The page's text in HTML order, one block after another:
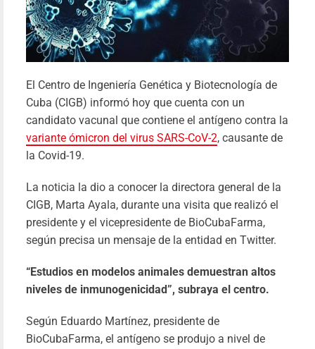
El Centro de Ingeniería Genética y Biotecnología de
Cuba (CIGB) informó hoy que cuenta con un
candidato vacunal que contiene el antígeno contra la
variante ómicron del virus SARS-CoV-2, causante de
la Covid-19.
La noticia la dio a conocer la directora general de la
CIGB, Marta Ayala, durante una visita que realizó el
presidente y el vicepresidente de BioCubaFarma,
según precisa un mensaje de la entidad en Twitter.
“Estudios en modelos animales demuestran altos
niveles de inmunogenicidad”, subraya el centro.
Según Eduardo Martínez, presidente de
BioCubaFarma, el antígeno se produjo a nivel de